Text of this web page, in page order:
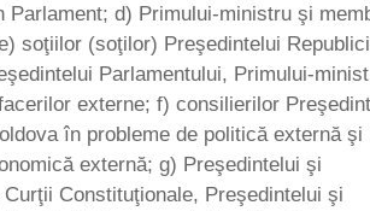
Parlament; d) Primului-ministru şi
soţiilor (soţilor) Preşedintelui
Parlamentului, Primului-
externe; f) consilierilor
în probleme de politică externă şi
externă; g) Preşedintelui şi
Constituţionale, Preşedintelui şi